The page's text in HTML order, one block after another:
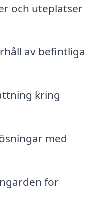
och uteplatser
av befintliga
kring
med
för